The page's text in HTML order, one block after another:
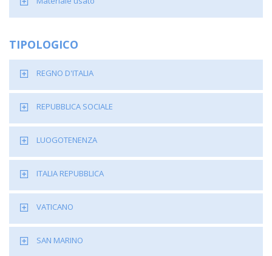
TIPOLOGICO
REGNO D'ITALIA
REPUBBLICA SOCIALE
LUOGOTENENZA
ITALIA REPUBBLICA
VATICANO
SAN MARINO